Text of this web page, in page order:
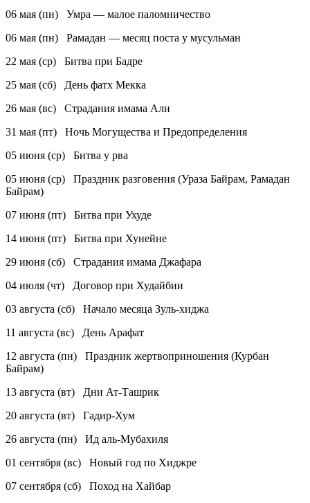
06 мая (пн) Умра — малое паломничество
06 мая (пн) Рамадан — месяц поста у мусульман
22 мая (ср) Битва при Бадре
25 мая (сб) День фатх Мекка
26 мая (вс) Страдания имама Али
31 мая (пт) Ночь Могущества и Предопределения
05 июня (ср) Битва у рва
05 июня (ср) Праздник разговения (Ураза Байрам, Рамадан
Байрам)
07 июня (пт) Битва при Ухуде
14 июня (пт) Битва при Хунейне
29 июня (сб) Страдания имама Джафара
04 июля (чт) Договор при Худайбии
03 августа (сб) Начало месяца Зуль-хиджа
11 августа (вс) День Арафат
12 августа (пн) Праздник жертвоприношения (Курбан
Байрам)
13 августа (вт) Дни Ат-Ташрик
20 августа (вт) Гадир-Хум
26 августа (пн) Ид аль-Мубахиля
01 сентября (вс) Новый год по Хиджре
07 сентября (сб) Поход на Хайбар